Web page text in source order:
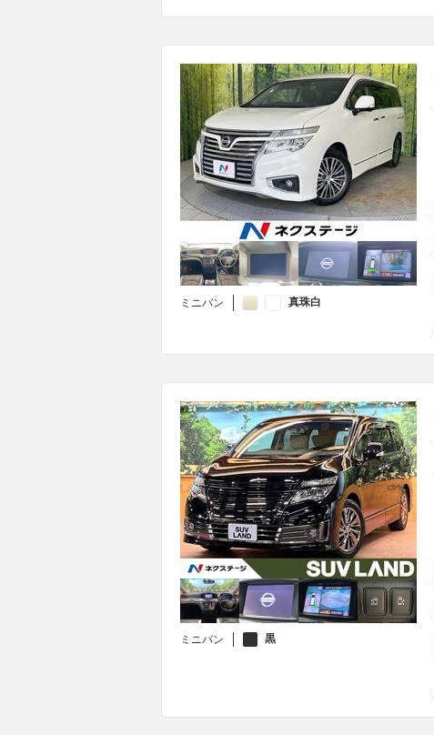
ミニバン 真珠白
ミニバン 黒